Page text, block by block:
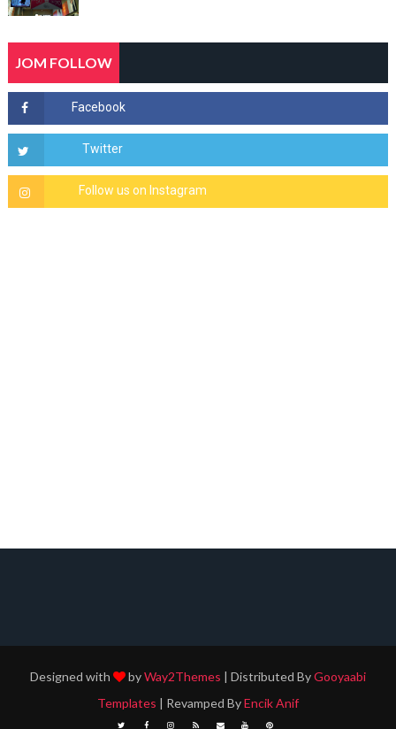
JOM FOLLOW
Designed with byWay2Themes | Distributed ByGooyaabi
Templates | Revamped ByEncik Anif